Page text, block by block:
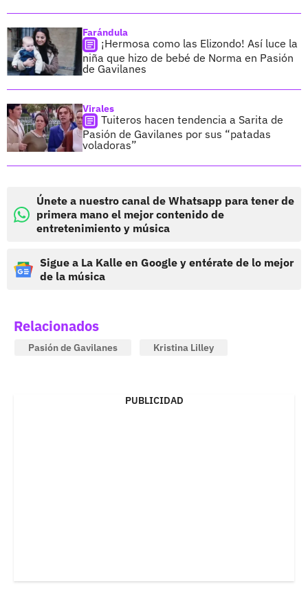
Farándula
¡Hermosa como las Elizondo! Así luce la
niña que hizo de bebé de Norma en Pasión
de Gavilanes
Virales
Tuiteros hacen tendencia a Sarita de
Pasión de Gavilanes por sus “patadas
voladoras”
Únete a nuestro canal de Whatsapp para tener de
primera mano el mejor contenido de
entretenimiento y música
Sigue a La Kalle en Google y entérate de lo mejor
de la música
Relacionados
Pasión de Gavilanes Kristina Lilley
PUBLICIDAD